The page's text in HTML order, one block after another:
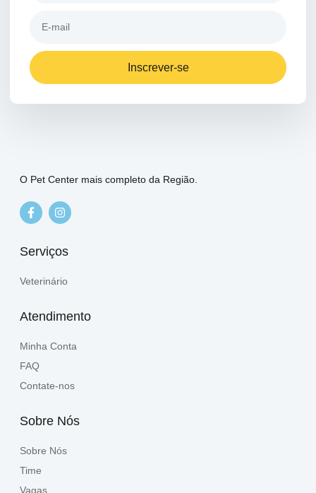
Inscrever-se
O Pet Center mais completo da Região.
Serviços
Veterinário
Atendimento
Minha Conta
FAQ
Contate-nos
Sobre Nós
Sobre Nós
Time
Vagas